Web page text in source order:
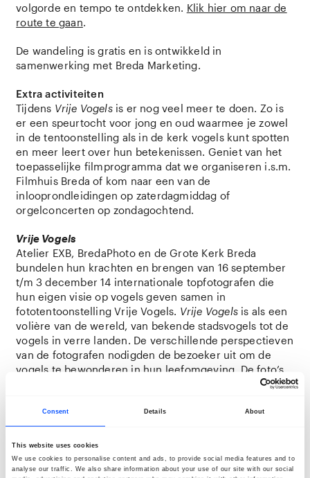
Consent Details About
This website uses cookies
We use cookies to personalise content and ads, to provide social media features and to
analyse our traffic. We also share information about your use of our site with our social
volgorde en tempo te ontdekken. Klik hier om naar de
route te gaan.
De wandeling is gratis en is ontwikkeld in
samenwerking met Breda Marketing.
Extra activiteiten
Tijdens Vrije Vogelsis er nog veel meer te doen. Zo is
er een speurtocht voor jong en oud waarmee je zowel
in de tentoonstelling als in de kerk vogels kunt spotten
en meer leert over hun betekenissen. Geniet van het
toepasselijke filmprogramma dat we organiseren i.s.m.
Filmhuis Breda of kom naar een van de
inlooprondleidingen op zaterdagmiddag of
orgelconcerten op zondagochtend.
Vrije Vogels
Atelier EXB, BredaPhoto en de Grote Kerk Breda
bundelen hun krachten en brengen van 16 september
t/m 3 december 14 internationale topfotografen die
hun eigen visie op vogels geven samen in
fototentoonstelling Vrije Vogels. Vrije Vogels is als een
volière van de wereld, van bekende stadsvogels tot de
vogels in verre landen. De verschillende perspectieven
van de fotografen nodigden de bezoeker uit om de
vogels te bewonderen in hun leefomgeving. De foto’s
tonen de verscheidenheid aan werelden waarin vogels
bedreigingen voor hun leefomgeving, waarvan
klimaatverandering de meest alarmerende is. Dat de
tentoonstelling plaatsvindt in de Grote Kerk Breda
geeft de tentoonstelling een extra dimensie; van
oudsher worden vogels en hun vleugels gezien als